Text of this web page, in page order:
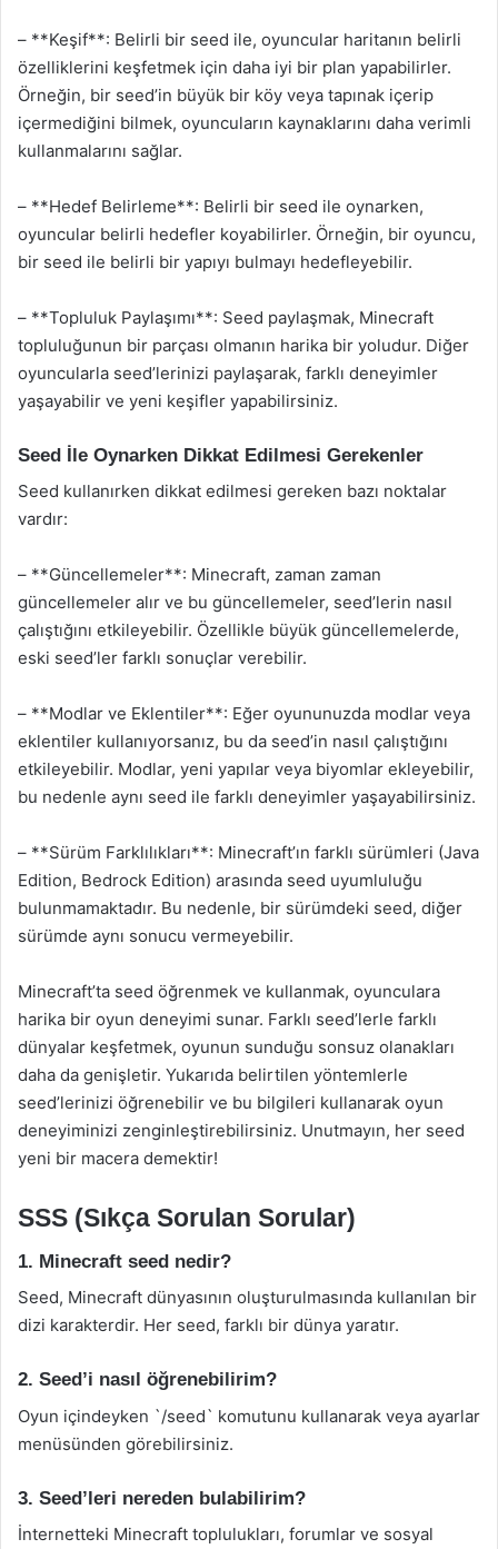
– **Keşif**: Belirli bir seed ile, oyuncular haritanın belirli
özelliklerini keşfetmek için daha iyi bir plan yapabilirler.
Örneğin, bir seed’in büyük bir köy veya tapınak içerip
içermediğini bilmek, oyuncuların kaynaklarını daha verimli
kullanmalarını sağlar.
– **Hedef Belirleme**: Belirli bir seed ile oynarken,
oyuncular belirli hedefler koyabilirler. Örneğin, bir oyuncu,
bir seed ile belirli bir yapıyı bulmayı hedefleyebilir.
– **Topluluk Paylaşımı**: Seed paylaşmak, Minecraft
topluluğunun bir parçası olmanın harika bir yoludur. Diğer
oyuncularla seed’lerinizi paylaşarak, farklı deneyimler
yaşayabilir ve yeni keşifler yapabilirsiniz.
Seed İle Oynarken Dikkat Edilmesi Gerekenler
Seed kullanırken dikkat edilmesi gereken bazı noktalar
vardır:
– **Güncellemeler**: Minecraft, zaman zaman
güncellemeler alır ve bu güncellemeler, seed’lerin nasıl
çalıştığını etkileyebilir. Özellikle büyük güncellemelerde,
eski seed’ler farklı sonuçlar verebilir.
– **Modlar ve Eklentiler**: Eğer oyununuzda modlar veya
eklentiler kullanıyorsanız, bu da seed’in nasıl çalıştığını
etkileyebilir. Modlar, yeni yapılar veya biyomlar ekleyebilir,
bu nedenle aynı seed ile farklı deneyimler yaşayabilirsiniz.
– **Sürüm Farklılıkları**: Minecraft’ın farklı sürümleri (Java
Edition, Bedrock Edition) arasında seed uyumluluğu
bulunmamaktadır. Bu nedenle, bir sürümdeki seed, diğer
sürümde aynı sonucu vermeyebilir.
Minecraft’ta seed öğrenmek ve kullanmak, oyunculara
harika bir oyun deneyimi sunar. Farklı seed’lerle farklı
dünyalar keşfetmek, oyunun sunduğu sonsuz olanakları
daha da genişletir. Yukarıda belirtilen yöntemlerle
seed’lerinizi öğrenebilir ve bu bilgileri kullanarak oyun
deneyiminizi zenginleştirebilirsiniz. Unutmayın, her seed
yeni bir macera demektir!
SSS (Sıkça Sorulan Sorular)
1. Minecraft seed nedir?
Seed, Minecraft dünyasının oluşturulmasında kullanılan bir
dizi karakterdir. Her seed, farklı bir dünya yaratır.
2. Seed’i nasıl öğrenebilirim?
Oyun içindeyken `/seed` komutunu kullanarak veya ayarlar
menüsünden görebilirsiniz.
3. Seed’leri nereden bulabilirim?
İnternetteki Minecraft toplulukları, forumlar ve sosyal